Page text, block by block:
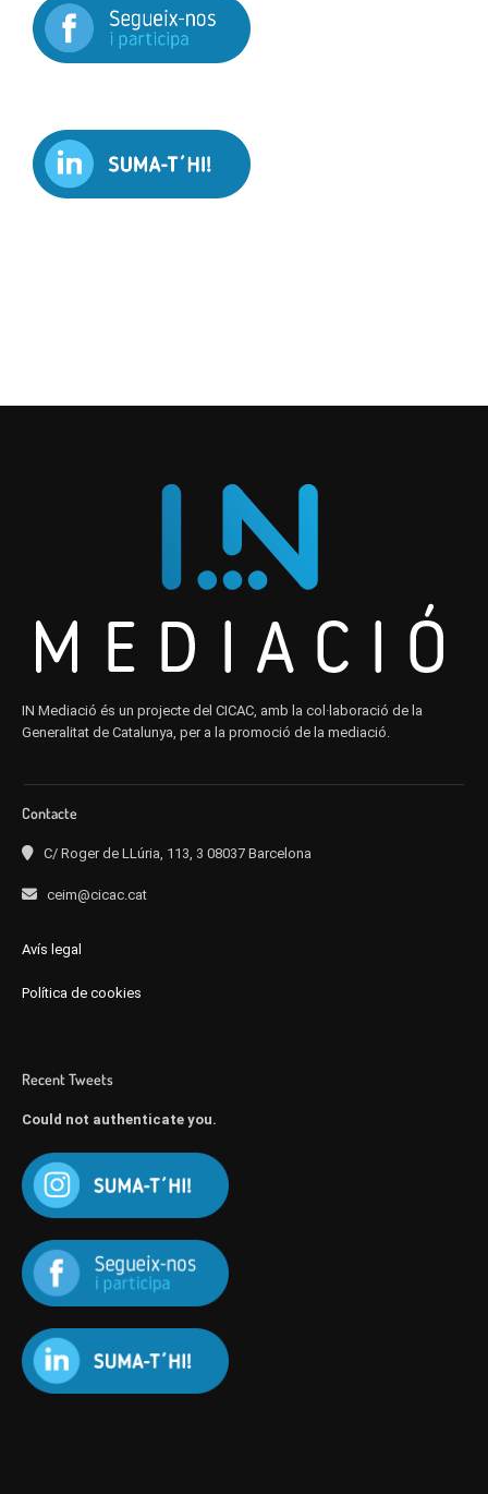
IN Mediació és un projecte del CICAC, amb la col·laboració de la
Generalitat de Catalunya, per a la promoció de la mediació.
Contacte
C/ Roger de LLúria, 113, 3 08037 Barcelona
ceim@cicac.cat
Avís legal
Política de cookies
Recent Tweets
Could not authenticate you.